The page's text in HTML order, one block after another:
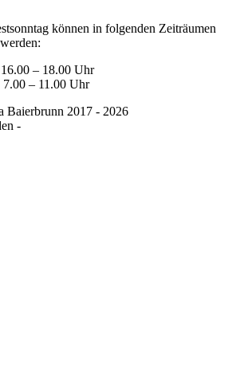
können in folgenden Zeiträumen
– 18.00 Uhr
– 11.00 Uhr
Baierbrunn 2017 - 2026
-